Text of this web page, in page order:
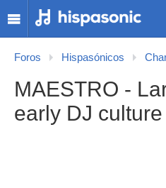
Foros Hispasónicos
MAESTRO -
early DJ